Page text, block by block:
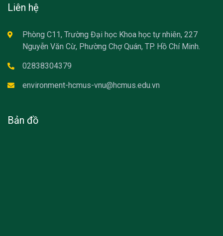
Liên hệ
Phòng C11, Trường Đại học Khoa học tự nhiên, 227
Nguyễn Văn Cừ, Phường Chợ Quán, TP. Hồ Chí Minh.
02838304379
environment-hcmus-vnu@hcmus.edu.vn
Bản đồ